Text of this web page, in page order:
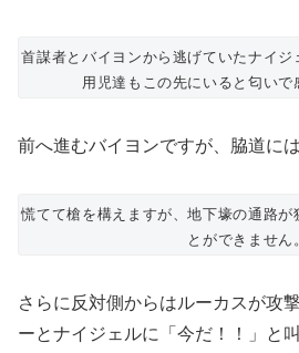
首謀者とバイヨンから逃げていたナイ
用児達もこの先にいると匂いで
前へ進むバイヨンですが、脇道に
慌てて槍を構えますが、地下壕の通路が
とができません
さらに反対側からはルーカスが攻
ーとナイジェルに「今だ！！」と